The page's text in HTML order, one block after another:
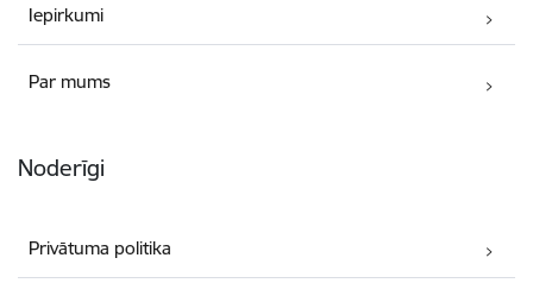
Iepirkumi
Par mums
Noderīgi
Privātuma politika